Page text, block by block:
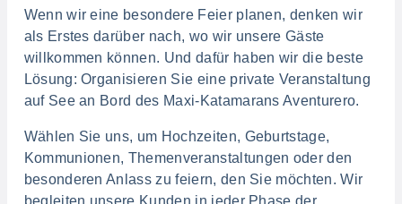
Wenn wir eine besondere Feier planen, denken wir
als Erstes darüber nach, wo wir unsere Gäste
willkommen können. Und dafür haben wir die beste
Lösung: Organisieren Sie eine private Veranstaltung
auf See an Bord des Maxi-Katamarans Aventurero.
Wählen Sie uns, um Hochzeiten, Geburtstage,
Kommunionen, Themenveranstaltungen oder den
besonderen Anlass zu feiern, den Sie möchten. Wir